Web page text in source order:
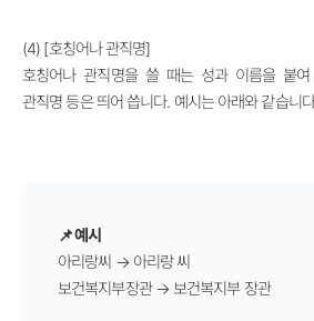
(4) [호칭어나 관직명]
호칭어나 관직명을 쓸 때는 성과 이름을 붙
관직명 등은 띄어 씁니다. 예시는 아래와 같습니
📌 예시
아리랑씨 → 아리랑 씨
보건복지부장관→ 보건복지부 장관